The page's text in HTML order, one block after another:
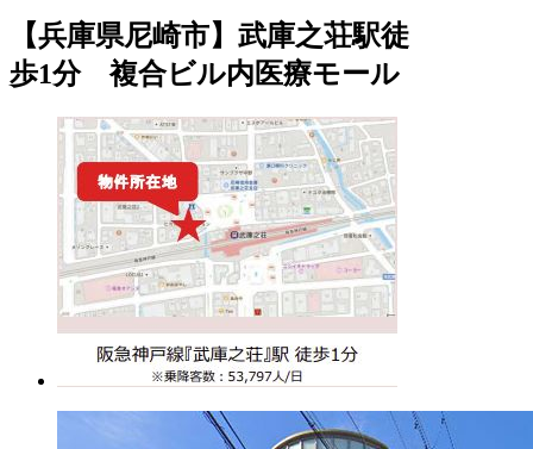
【兵庫県尼崎市】武庫之荘駅徒
歩1分 複合ビル内医療モール